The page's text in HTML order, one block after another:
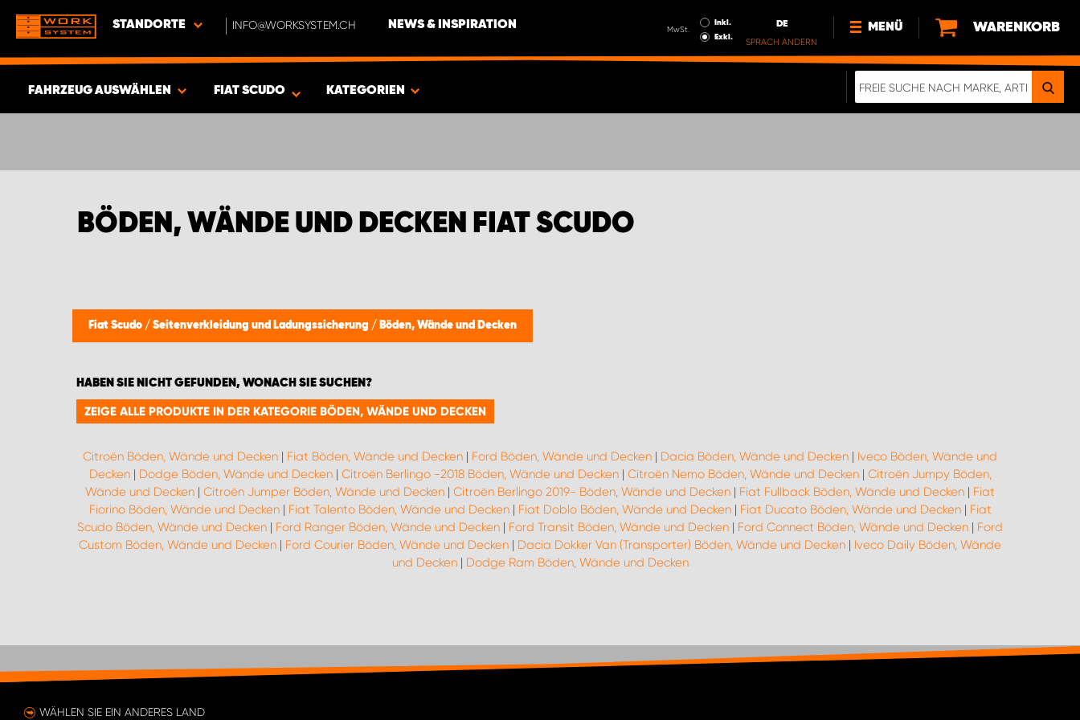
STANDORTE INFO@WORKSYSTEM.CH NEWS & INSPIRATION MwSt.
Inkl.
Exkl.
DE
SPRACH ÄNDERN
MENÜ
NEWS
WARENKORB
FAHRZEUG AUSWÄHLEN FIAT SCUDO KATEGORIEN
BÖDEN, WÄNDE UND DECKEN FIAT SCUDO
Fiat Scudo / Seitenverkleidung und Ladungssicherung / Böden, Wände und Decken
HABEN SIE NICHT GEFUNDEN, WONACH SIE SUCHEN?
ZEIGE ALLE PRODUKTE IN DER KATEGORIE BÖDEN, WÄNDE UND DECKEN
Citroën Böden, Wände und Decken | Fiat Böden, Wände und Decken | Ford Böden, Wände und Decken | Dacia Böden, Wände und Decken | Iveco Böden, Wände und
Decken| Dodge Böden, Wände und Decken| Citroën Berlingo -2018 Böden, Wände und Decken| Citroën Nemo Böden, Wände und Decken| Citroën Jumpy Böden,
Wände und Decken | Citroën Jumper Böden, Wände und Decken | Citroën Berlingo 2019- Böden, Wände und Decken | Fiat Fullback Böden, Wände und Decken | Fiat
Fiorino Böden, Wände und Decken| Fiat Talento Böden, Wände und Decken| Fiat Doblo Böden, Wände und Decken| Fiat Ducato Böden, Wände und Decken| Fiat
Scudo Böden, Wände und Decken | Ford Ranger Böden, Wände und Decken | Ford Transit Böden, Wände und Decken | Ford Connect Böden, Wände und Decken | Ford
Custom Böden, Wände und Decken | Ford Courier Böden, Wände und Decken | Dacia Dokker Van (Transporter) Böden, Wände und Decken | Iveco Daily Böden, Wände
und Decken| Dodge Ram Böden, Wände und Decken
WÄHLEN SIE EIN ANDERES LAND